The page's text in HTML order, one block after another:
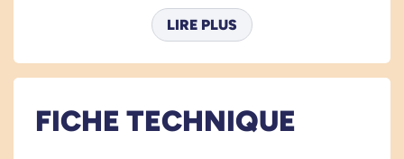
Le verre avec découpe nasale passe au
lave-vaisselle à 70°C max.
Dimensions du gobelet antidérapant :
LIRE PLUS
FICHE TECHNIQUE